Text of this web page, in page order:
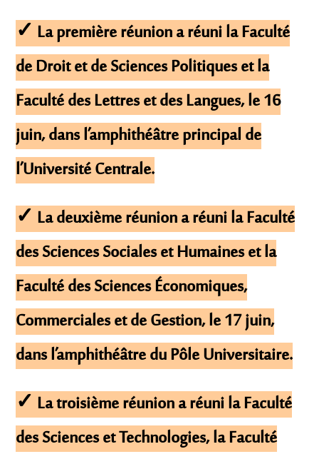
✓ La première réunion a réuni la Faculté
de Droit et de Sciences Politiques et la
Faculté des Lettres et des Langues, le 16
juin, dans l’amphithéâtre principal de
l’Université Centrale.
✓ La deuxième réunion a réuni la Faculté
des Sciences Sociales et Humaines et la
Faculté des Sciences Économiques,
Commerciales et de Gestion, le 17 juin,
dans l’amphithéâtre du Pôle Universitaire.
✓ La troisième réunion a réuni la Faculté
des Sciences et Technologies, la Faculté